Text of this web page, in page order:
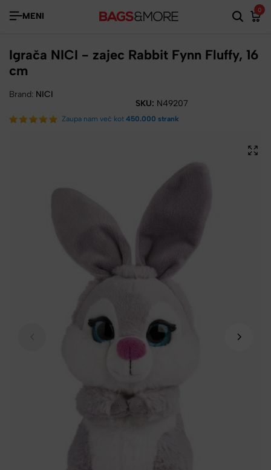
MENI
0
Igrača NICI - zajec Rabbit Fynn Fluffy, 16
cm
Brand: NICI
SKU: N49207
Zaupa nam več kot 450.000 strank